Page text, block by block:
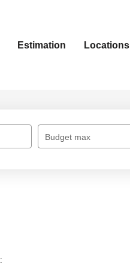
Estimation Locations
Budget max